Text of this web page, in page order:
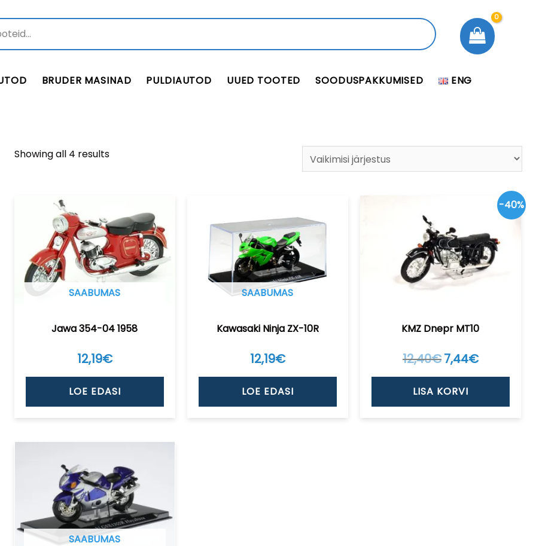
BRUDER MASINAD PULDIAUTOD UUED TOOTED SOODUSPAKKUMISED ENG
Showing all 4 results
SAABUMAS
Jawa 354-04 1958
12,19€
LOE EDASI
SAABUMAS
Kawasaki Ninja ZX-10R
12,19€
LOE EDASI
-40%
KMZ Dnepr MT10
12,40€ Algne
hind
oli:
12,40€.
7,44€Current
is:
LISA KORVI
SAABUMAS